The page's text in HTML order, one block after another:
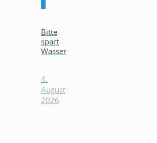
Bitte
spart
Wasser
4.
August
2026